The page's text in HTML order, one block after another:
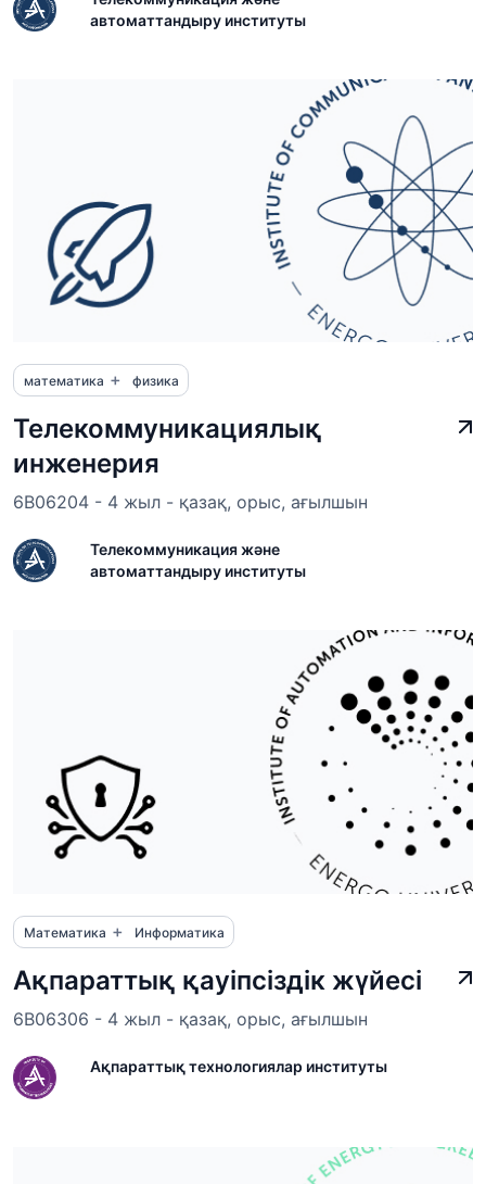
автоматтандыру институты
математика + физика
Телекоммуникациялық
инженерия
6B06204 - 4 жыл - қазақ, орыс, ағылшын
Телекоммуникация және
автоматтандыру институты
Математика + Информатика
Ақпараттық қауіпсіздік жүйесі
6B06306 - 4 жыл - қазақ, орыс, ағылшын
Ақпараттық технологиялар институты